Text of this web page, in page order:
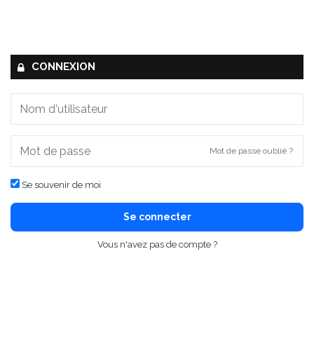
CONNEXION
Mot de passe oublié ?
Se souvenir de moi
Se connecter
Vous n'avez pas de compte ?